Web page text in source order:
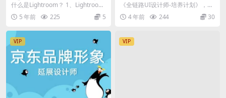
结
什么是Lightroom？ 1、Lightroom
是当今数字拍摄工作流程中不可
或...5 年前 225 5
培养计划11期|2022年|重磅
首发|完结
《全链路UI设计师-培养计划》，课
程从企业招聘需求出发，由BIGD设
计团队联合网...
4 年前 244 30
VIP VIP